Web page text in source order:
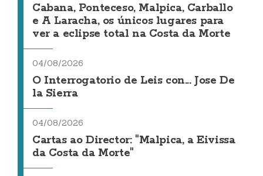
Cabana, Ponteceso, Malpica, Carballo
e A Laracha, os únicos lugares para
ver a eclipse total na Costa da Morte
04/08/2026
O Interrogatorio de Leis con... Jose De
la Sierra
04/08/2026
Cartas ao Director: "Malpica, a Eivissa
da Costa da Morte"